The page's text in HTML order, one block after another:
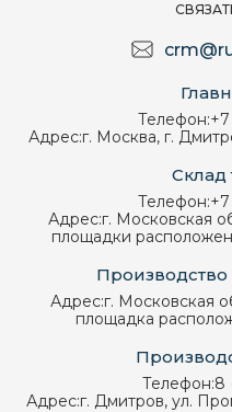
Телефон:
Адрес:г. Москва, г.
Телефон:
Адрес:г. Московская
площадки
Адрес:г. Московская
площадка
Телефон:8
Адрес:г. Дмитров, ул.